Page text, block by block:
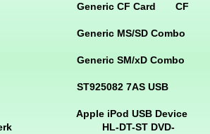
CF Card CF
MS/SD Combo
SM/xD Combo
7AS USB
iPod USB Device
HL-DT-ST DVD-